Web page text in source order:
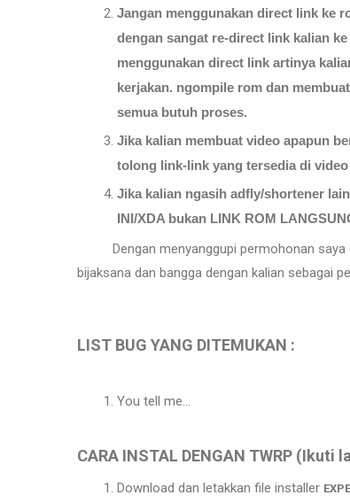
Jangan menggunakan direct link ke
dengan sangat re-direct link kalian
menggunakan direct link artinya
kerjakan. ngompile rom dan
semua butuh proses.
Jika kalian membuat video apapun
tolong link-link yang tersedia di
Jika kalian ngasih adfly/shortener
INI/XDA bukan LINK ROM
Dengan menyanggupi permohonan saya
bijaksana dan bangga dengan kalian sebagai
LIST BUG YANG DITEMUKAN :
You tell me...
CARA INSTAL DENGAN TWRP (Ikuti
Download dan letakkan file installer